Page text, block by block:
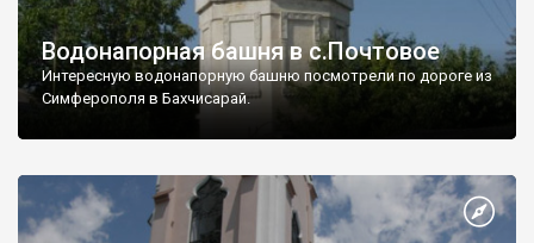
Водонапорная башня в с.Почтовое
Интересную водонапорную башню посмотрели по дороге из
Симферополя в Бахчисарай.